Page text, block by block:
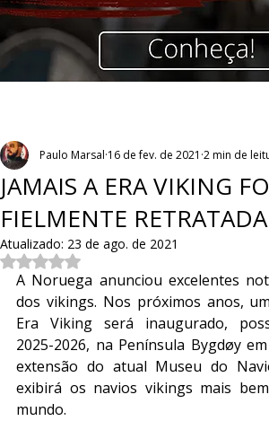
JAMAIS A ERA VIKING
FIELMENTE RETRATADA
Paulo Marsal 16 de fev. de 2021 2 min de
Atualizado: 23 de ago. de 2021
Avaliado com NaN de 5 estrelas.
A Noruega anunciou excelentes
dos vikings. Nos próximos anos,
Era Viking será inaugurado,
2025-2026, na Península Bygdøy
extensão do atual Museu do
exibirá os navios vikings mais
mundo.